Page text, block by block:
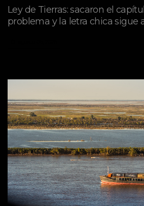
Ley de Tierras: sacaron el
problema y la letra chica sigue